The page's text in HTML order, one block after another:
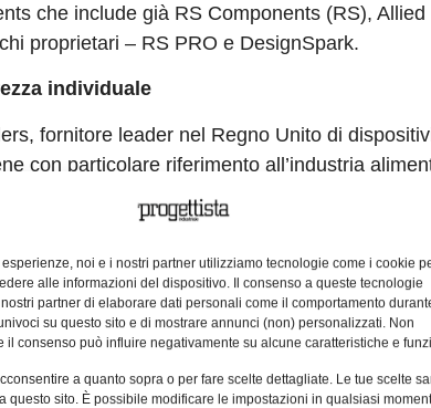
noi e i nostri partner utilizziamo tecnologie come i cookie
alle informazioni del dispositivo. Il consenso a queste tecnologie
partner di elaborare dati personali come il comportamento
su questo sito e di mostrare annunci (non) personalizzati. Non
il consenso può influire negativamente su alcune caratteristiche e
a quanto sopra o per fare scelte dettagliate. Le tue scelte
questo sito. È possibile modificare le impostazioni in qualsiasi
che include già RS Components (RS), Allied
proprietari – RS PRO e DesignSpark.
individuale
fornitore leader nel Regno Unito di
con particolare riferimento all’industria
consulenza tecnica e video formativi in tema
e Reldeen. L’acquisizione di Needlers
dei DPI, un’area sempre più strategica per il
ha commentato: “Seguiamo Needlers da molto
offerta in un settore cruciale nel mondo di